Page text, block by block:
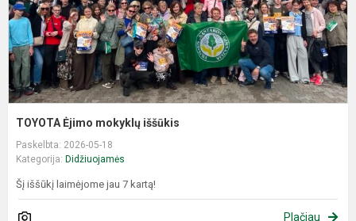
TOYOTA Ėjimo mokyklų iššūkis
Paskelbta: 2026-05-18
Kategorija: Didžiuojamės
Šį iššūkį laimėjome jau 7 kartą!
Plačiau